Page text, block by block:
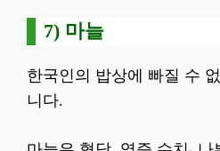
7) 마늘
한국인의 밥상에 빠질 수
니다.